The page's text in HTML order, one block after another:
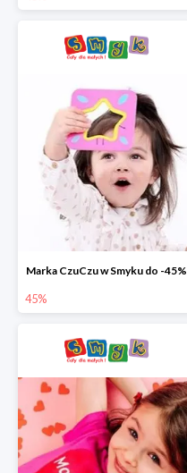
Marka CzuCzu w Smyku do -45%
45%